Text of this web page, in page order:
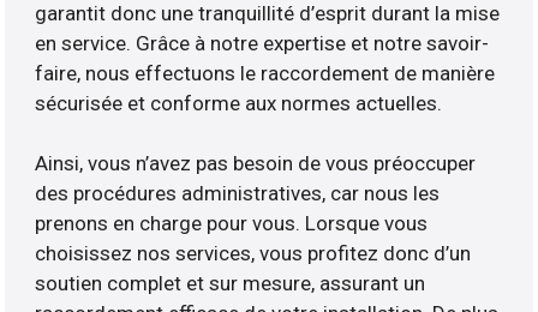
garantit donc une tranquillité d’esprit durant la mise
en service. Grâce à notre expertise et notre savoir-
faire, nous effectuons le raccordement de manière
sécurisée et conforme aux normes actuelles.
Ainsi, vous n’avez pas besoin de vous préoccuper
des procédures administratives, car nous les
prenons en charge pour vous. Lorsque vous
choisissez nos services, vous profitez donc d’un
soutien complet et sur mesure, assurant un